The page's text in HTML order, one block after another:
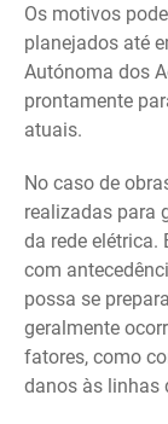
Os motivos
planejados até
Autónoma dos
prontamente
atuais.
No caso de
realizadas para
da rede elétrica.
com
possa se
geralmente
fatores, como
danos às linhas